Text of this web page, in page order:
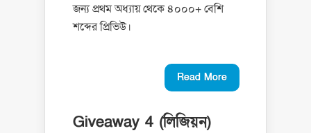
জন্য প্রথম অধ্যায় থেকে ৪০০০+ বেশি
শব্দের প্রিভিউ।
Read More
Giveaway 4 (লিজিয়ন)